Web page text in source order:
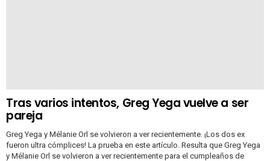
Tras varios intentos, Greg Yega vuelve a ser
pareja
Greg Yega y Mélanie Orl se volvieron a ver recientemente. ¡Los dos ex
fueron ultra cómplices! La prueba en este artículo. Resulta que Greg Yega
y Mélanie Orl se volvieron a ver recientemente para el cumpleaños de